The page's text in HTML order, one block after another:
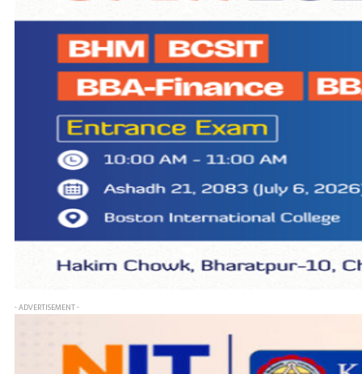
- ADVERTISEMENT -